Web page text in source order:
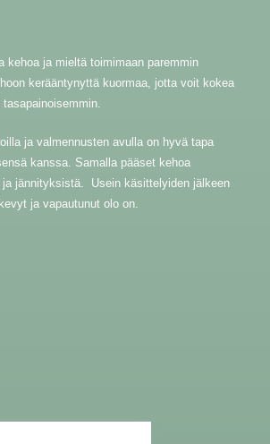
kehoa ja mieltä toimimaan paremmin
kerääntynyttä kuormaa, jotta voit kokea
ja valmennusten avulla on hyvä tapa
kanssa. Samalla pääset kehoa
jännityksistä. Usein käsittelyiden jälkeen
ja vapautunut olo on.